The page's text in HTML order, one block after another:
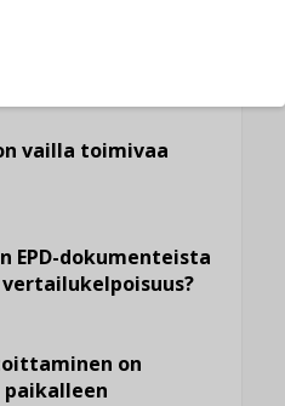
vailla toimivaa
EPD-dokumenteista
on